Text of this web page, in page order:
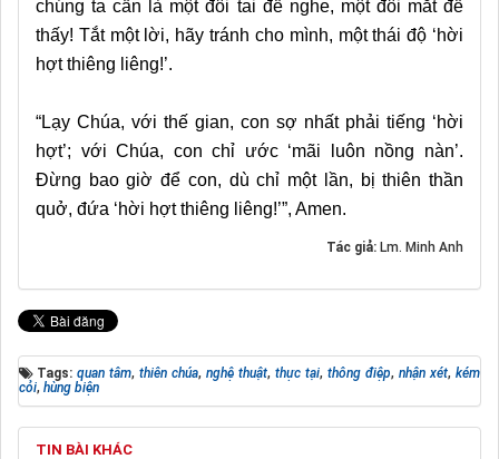
chúng ta cần là một đôi tai để nghe, một đôi mắt để
thấy! Tắt một lời, hãy tránh cho mình, một thái độ ‘hời
hợt thiêng liêng!’.
“Lạy Chúa, với thế gian, con sợ nhất phải tiếng ‘hời
hợt’; với Chúa, con chỉ ước ‘mãi luôn nồng nàn’.
Đừng bao giờ để con, dù chỉ một lần, bị thiên thần
quở, đứa ‘hời hợt thiêng liêng!’”, Amen.
Tác giả: Lm. Minh Anh
Tags: quan tâm, thiên chúa, nghệ thuật, thực tại, thông điệp, nhận xét, kém
cỏi, hùng biện
TIN BÀI KHÁC